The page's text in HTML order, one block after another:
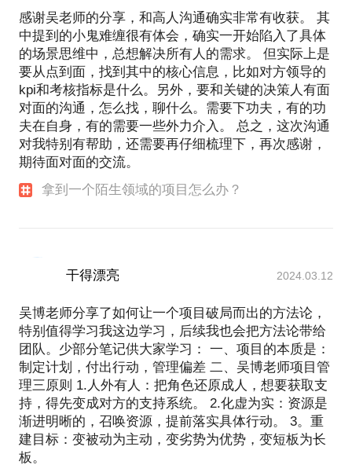
感谢吴老师的分享，和高人沟通确实非常有收获。 其
中提到的小鬼难缠很有体会，确实一开始陷入了具体
的场景思维中，总想解决所有人的需求。 但实际上是
要从点到面，找到其中的核心信息，比如对方领导的
kpi和考核指标是什么。另外，要和关键的决策人有面
对面的沟通，怎么找，聊什么。需要下功夫，有的功
夫在自身，有的需要一些外力介入。 总之，这次沟通
对我特别有帮助，还需要再仔细梳理下，再次感谢，
期待面对面的交流。
拿到一个陌生领域的项目怎么办？
干得漂亮 2024.03.12
吴博老师分享了如何让一个项目破局而出的方法论，
特别值得学习我这边学习，后续我也会把方法论带给
团队。少部分笔记供大家学习： 一、项目的本质是：
制定计划，付出行动，管理偏差 二、吴博老师项目管
理三原则 1.人外有人：把角色还原成人，想要获取支
持，得先变成对方的支持系统。 2.化虚为实：资源是
渐进明晰的，召唤资源，提前落实具体行动。 3。重
建目标：变被动为主动，变劣势为优势，变短板为长
板。